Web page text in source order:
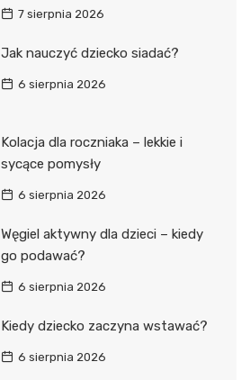
7 sierpnia 2026
Jak nauczyć dziecko siadać?
6 sierpnia 2026
Kolacja dla roczniaka – lekkie i
sycące pomysły
6 sierpnia 2026
Węgiel aktywny dla dzieci – kiedy
go podawać?
6 sierpnia 2026
Kiedy dziecko zaczyna wstawać?
6 sierpnia 2026